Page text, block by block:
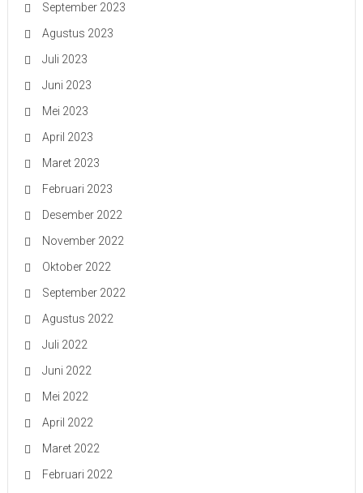
September 2023
Agustus 2023
Juli 2023
Juni 2023
Mei 2023
April 2023
Maret 2023
Februari 2023
Desember 2022
November 2022
Oktober 2022
September 2022
Agustus 2022
Juli 2022
Juni 2022
Mei 2022
April 2022
Maret 2022
Februari 2022